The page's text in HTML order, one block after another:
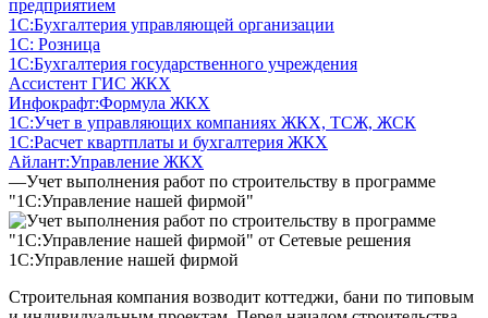
предприятием
1С:Бухгалтерия управляющей организации
1С: Розница
1С:Бухгалтерия государственного учреждения
Ассистент ГИС ЖКХ
Инфокрафт:Формула ЖКХ
1С:Учет в управляющих компаниях ЖКХ, ТСЖ, ЖСК
1С:Расчет квартплаты и бухгалтерия ЖКХ
Айлант:Управление ЖКХ
—Учет выполнения работ по строительству в программе
"1С:Управление нашей фирмой"
1С:Управление нашей фирмой
Строительная компания возводит коттеджи, бани по типовым